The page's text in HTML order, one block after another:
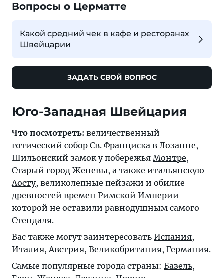
Вопросы о Церматте
Какой средний чек в кафе и ресторанах
Швейцарии
ЗАДАТЬ СВОЙ ВОПРОС
Юго-Западная Швейцария
Что посмотреть: величественный
готический собор Св. Франциска в Лозанне,
Шильонский замок у побережья Монтре,
Старый город Женевы, а также итальянскую
Аосту, великолепные пейзажи и обилие
древностей времен Римской Империи
которой не оставили равнодушным самого
Стендаля.
Вас также могут заинтересовать Испания,
Италия,Австрия, Великобритания, Германия.
Самые популярные города страны: Базель,